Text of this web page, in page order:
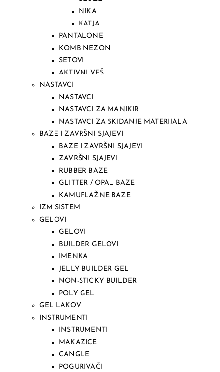
NIKA
KATJA
PANTALONE
KOMBINEZON
SETOVI
AKTIVNI VEŠ
NASTAVCI
NASTAVCI
NASTAVCI ZA MANIKIR
NASTAVCI ZA SKIDANJE MATERIJALA
BAZE I ZAVRŠNI SJAJEVI
BAZE I ZAVRŠNI SJAJEVI
ZAVRŠNI SJAJEVI
RUBBER BAZE
GLITTER / OPAL BAZE
KAMUFLAŽNE BAZE
IZM SISTEM
GELOVI
GELOVI
BUILDER GELOVI
IMENKA
JELLY BUILDER GEL
NON-STICKY BUILDER
POLY GEL
GEL LAKOVI
INSTRUMENTI
INSTRUMENTI
MAKAZICE
CANGLE
POGURIVAČI